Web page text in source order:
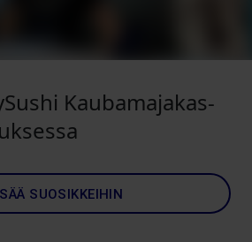
Kaubamajakas-
SUOSIKKEIHIN